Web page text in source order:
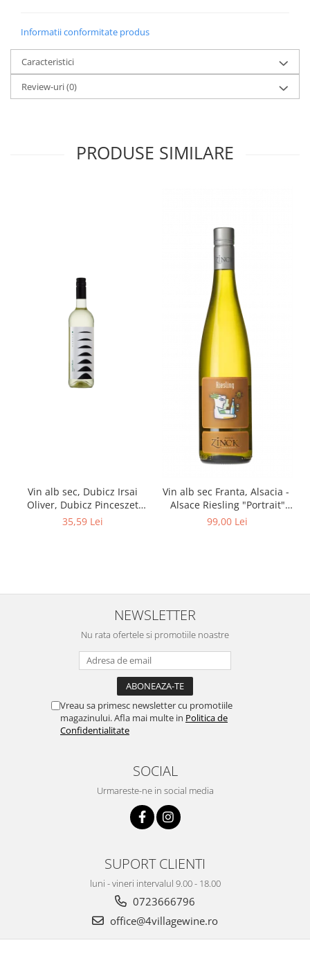
Informatii conformitate produs
Caracteristici
Review-uri(0)
PRODUSE SIMILARE
Vin alb sec, Dubicz Irsai
Oliver, Dubicz Pinceszet
0.75
35,59 Lei
Vin alb sec Franta, Alsacia -
Alsace Riesling "Portrait"
750 ml Philippe Zinck -
99,00 Lei
NEWSLETTER
Nu rata ofertele si promotiile noastre
Vreau sa primesc newsletter cu promotiile
magazinului. Afla mai multe in Politica de
Confidentialitate
SOCIAL
Urmareste-ne in social media
SUPORT CLIENTI
luni - vineri intervalul 9.00 - 18.00
0723666796
office@4villagewine.ro